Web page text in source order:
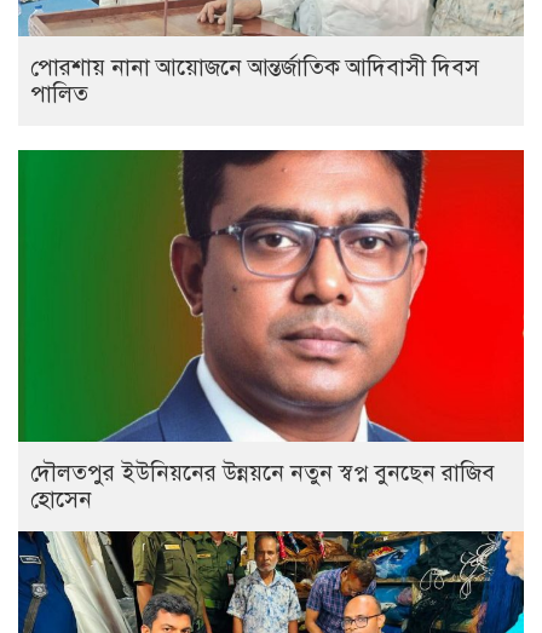
পোরশায় নানা আয়োজনে আন্তর্জাতিক আদিবাসী দিবস
পালিত
দৌলতপুর ইউনিয়নের উন্নয়নে নতুন স্বপ্ন বুনছেন রাজিব
হোসেন